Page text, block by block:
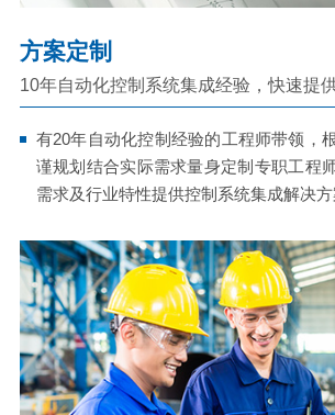
方案定制
10年自动化控制系统集成经验，快速提
有20年自动化控制经验的工程师带领，
谨规划结合实际需求量身定制专职工程
需求及行业特性提供控制系统集成解决方